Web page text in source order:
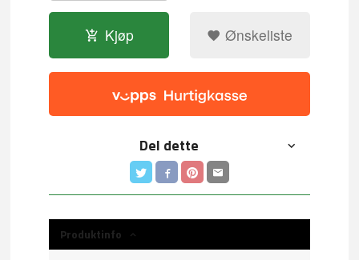
Kjøp Ønskeliste
Del dette
Produktinfo